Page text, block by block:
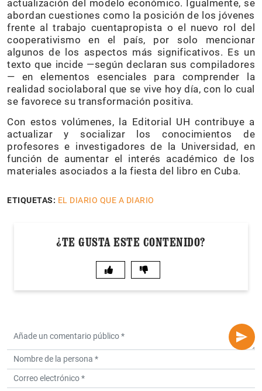
actualización del modelo económico. Igualmente, se
abordan cuestiones como la posición de los jóvenes
frente al trabajo cuentapropista o el nuevo rol del
cooperativismo en el país, por solo mencionar
algunos de los aspectos más significativos. Es un
texto que incide —según declaran sus compiladores
— en elementos esenciales para comprender la
realidad sociolaboral que se vive hoy día, con lo cual
se favorece su transformación positiva.
Con estos volúmenes, la Editorial UH contribuye a
actualizar y socializar los conocimientos de
profesores e investigadores de la Universidad, en
función de aumentar el interés académico de los
materiales asociados a la fiesta del libro en Cuba.
ETIQUETAS: EL DIARIO QUE A DIARIO
¿TE GUSTA ESTE CONTENIDO?